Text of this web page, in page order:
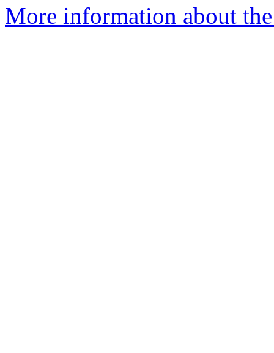
More information about